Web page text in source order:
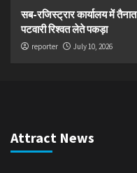
सब-रजिस्ट्रार कार्यालय में तैनात
पटवारी रिश्वत लेते पकड़ा
reporter July 10, 2026
Attract News